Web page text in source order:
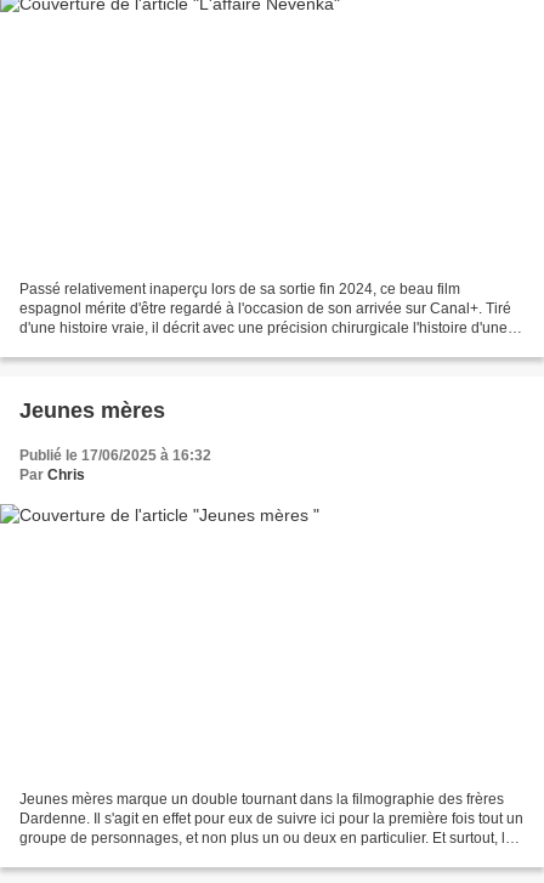
Passé relativement inaperçu lors de sa sortie fin 2024, ce beau film
espagnol mérite d'être regardé à l'occasion de son arrivée sur Canal+. Tiré
d'une histoire vraie, il décrit avec une précision chirurgicale l'histoire d'une
Jeunes mères
Publié le 17/06/2025 à 16:32
Par Chris
Jeunes mères marque un double tournant dans la filmographie des frères
Dardenne. Il s'agit en effet pour eux de suivre ici pour la première fois tout un
groupe de personnages, et non plus un ou deux en particulier. Et surtout, le